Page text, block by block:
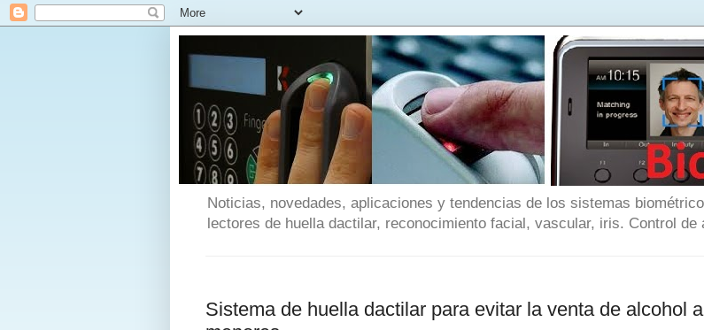
Noticias, novedades, aplicaciones y tendencias de los sistemas
lectores de huella dactilar, reconocimiento facial, vascular, iris. Control
Sistema de huella dactilar para evitar la venta de alcohol a